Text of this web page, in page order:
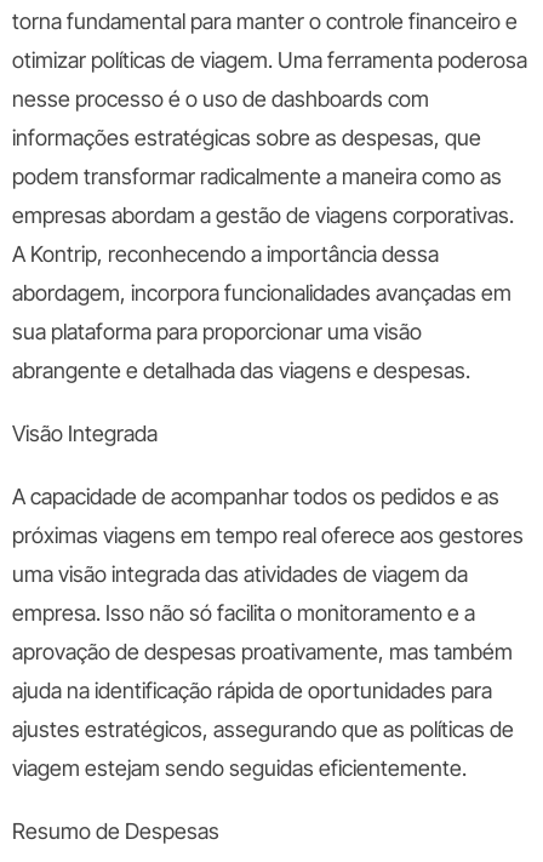
torna fundamental para manter o controle financeiro e
otimizar políticas de viagem. Uma ferramenta poderosa
nesse processo é o uso de dashboards com
informações estratégicas sobre as despesas, que
podem transformar radicalmente a maneira como as
empresas abordam a gestão de viagens corporativas.
A Kontrip, reconhecendo a importância dessa
abordagem, incorpora funcionalidades avançadas em
sua plataforma para proporcionar uma visão
abrangente e detalhada das viagens e despesas.
Visão Integrada
A capacidade de acompanhar todos os pedidos e as
próximas viagens em tempo real oferece aos gestores
uma visão integrada das atividades de viagem da
empresa. Isso não só facilita o monitoramento e a
aprovação de despesas proativamente, mas também
ajuda na identificação rápida de oportunidades para
ajustes estratégicos, assegurando que as políticas de
viagem estejam sendo seguidas eficientemente.
Resumo de Despesas